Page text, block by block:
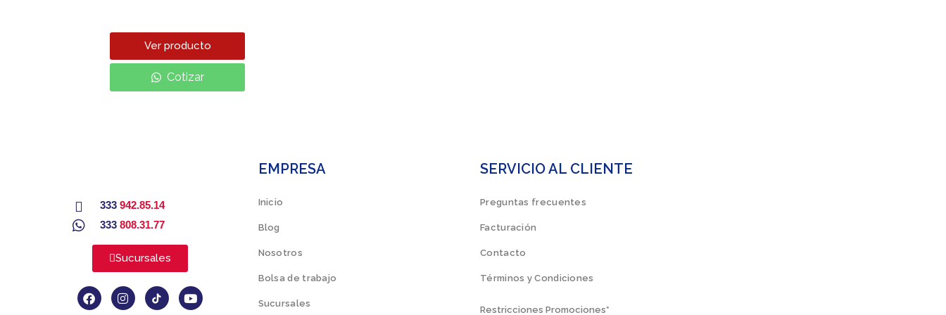
Ver producto
Cotizar
333 942.85.14
333 808.31.77
Sucursales
EMPRESA
Inicio
Blog
Nosotros
Bolsa de trabajo
Sucursales
SERVICIO AL CLIENTE
Preguntas frecuentes
Facturación
Contacto
Términos y Condiciones
Restricciones Promociones*